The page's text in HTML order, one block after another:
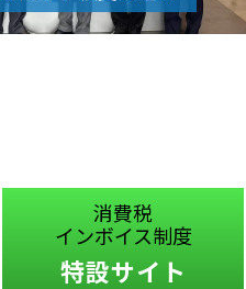
消費税
インボイス制度
特設サイト